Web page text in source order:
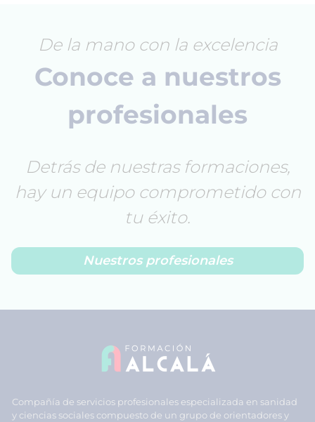
De la mano con la excelencia
Conoce a nuestros
profesionales
Detrás de nuestras formaciones,
hay un equipo comprometido con
tu éxito.
Nuestros profesionales
Compañía de servicios profesionales especializada en sanidad
y ciencias sociales compuesto de un grupo de orientadores y